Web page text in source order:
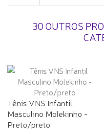
30 OUTROS
Tênis VNS Infantil
Masculino Molekinho -
Preto/preto